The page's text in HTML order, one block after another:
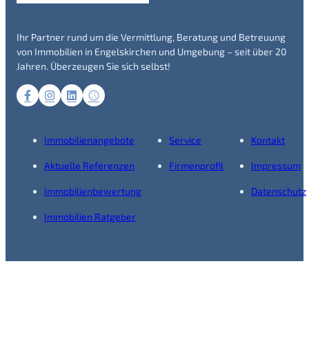
Ihr Partner rund um die Vermittlung, Beratung und Betreuung
von Immobilien in Engelskirchen und Umgebung – seit über 20
Jahren. Überzeugen Sie sich selbst!
Immobilienangebote
Aktuelle Referenzen
Immobilienbewertung
Immobilien Ratgeber
Service
Firmenprofil
Kontakt
Impressum
Datenschutz